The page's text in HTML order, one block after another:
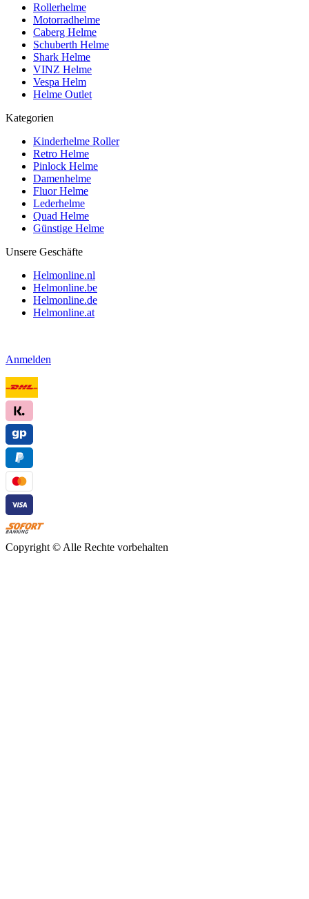
Rollerhelme
Motorradhelme
Caberg Helme
Schuberth Helme
Shark Helme
VINZ Helme
Vespa Helm
Helme Outlet
Kategorien
Kinderhelme Roller
Retro Helme
Pinlock Helme
Damenhelme
Fluor Helme
Lederhelme
Quad Helme
Günstige Helme
Unsere Geschäfte
Helmonline.nl
Helmonline.be
Helmonline.de
Helmonline.at
Anmelden
Copyright © Alle Rechte vorbehalten